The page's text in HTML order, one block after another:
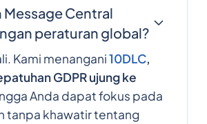
Message Central
peraturan global?
Kami menangani10DLC,
GDPR ujung ke
Anda dapat fokus pada
tanpa khawatir tentang